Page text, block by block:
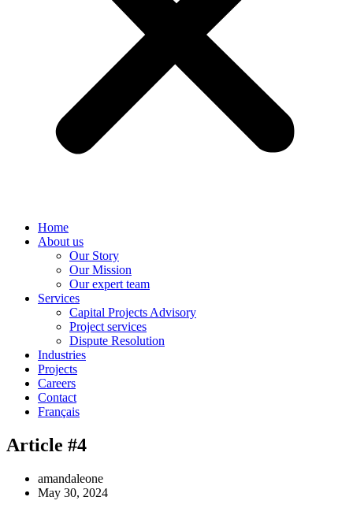
Home
About us
Our Story
Our Mission
Our expert team
Services
Capital Projects Advisory
Project services
Dispute Resolution
Industries
Projects
Careers
Contact
Français
Article #4
amandaleone
May 30, 2024